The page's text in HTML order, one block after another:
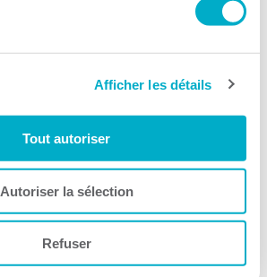
Afficher les détails
Tout autoriser
Autoriser la sélection
Refuser